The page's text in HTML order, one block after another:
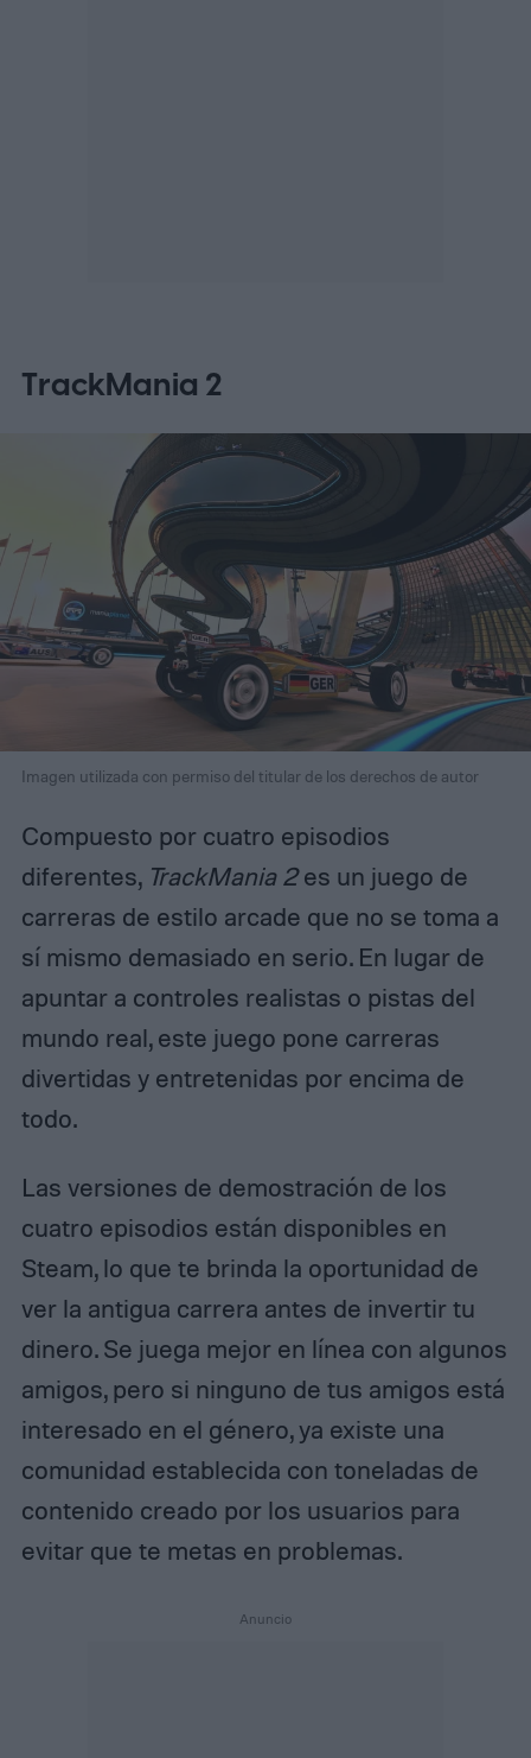
TrackMania 2
Imagen utilizada con permiso del titular de los derechos de autor
Compuesto por cuatro episodios
diferentes, TrackMania 2es un juego de
carreras de estilo arcade que no se toma a
sí mismo demasiado en serio. En lugar de
apuntar a controles realistas o pistas del
mundo real, este juego pone carreras
divertidas y entretenidas por encima de
todo.
Las versiones de demostración de los
cuatro episodios están disponibles en
Steam, lo que te brinda la oportunidad de
ver la antigua carrera antes de invertir tu
dinero. Se juega mejor en línea con algunos
amigos, pero si ninguno de tus amigos está
interesado en el género, ya existe una
comunidad establecida con toneladas de
contenido creado por los usuarios para
evitar que te metas en problemas.